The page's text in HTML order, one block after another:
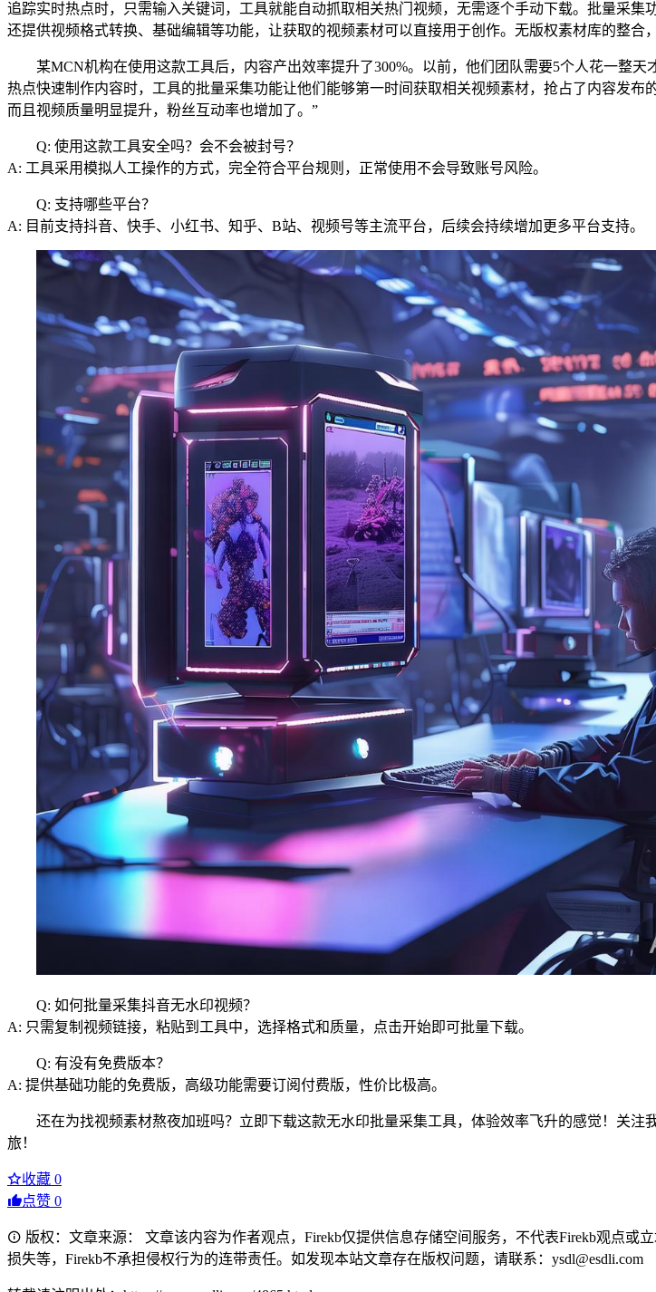
追踪实时热点时，只需输入关键词，工具就能自动抓取相关热门视频，无需逐个手动下载。批量采
还提供视频格式转换、基础编辑等功能，让获取的视频素材可以直接用于创作。无版权素材库的整合
某MCN机构在使用这款工具后，内容产出效率提升了300%。以前，他们团队需要5个人花一整
热点快速制作内容时，工具的批量采集功能让他们能够第一时间获取相关视频素材，抢占了内容发
而且视频质量明显提升，粉丝互动率也增加了。”
Q: 使用这款工具安全吗？会不会被封号？
A: 工具采用模拟人工操作的方式，完全符合平台规则，正常使用不会导致账号风险。
Q: 支持哪些平台？
A: 目前支持抖音、快手、小红书、知乎、B站、视频号等主流平台，后续会持续增加更多平台支持。
Q: 如何批量采集抖音无水印视频？
A: 只需复制视频链接，粘贴到工具中，选择格式和质量，点击开始即可批量下载。
Q: 有没有免费版本？
A: 提供基础功能的免费版，高级功能需要订阅付费版，性价比极高。
还在为找视频素材熬夜加班吗？立即下载这款无水印批量采集工具，体验效率飞升的感觉！关
旅！
收藏 0
点赞 0
版权：文章来源： 文章该内容为作者观点，Firekb仅提供信息存储空间服务，不代表Firekb观点或
损失等，Firekb不承担侵权行为的连带责任。如发现本站文章存在版权问题，请联系：ysdl@esdli.com